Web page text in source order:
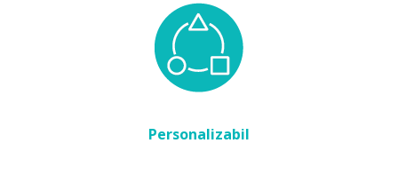
Personalizabil